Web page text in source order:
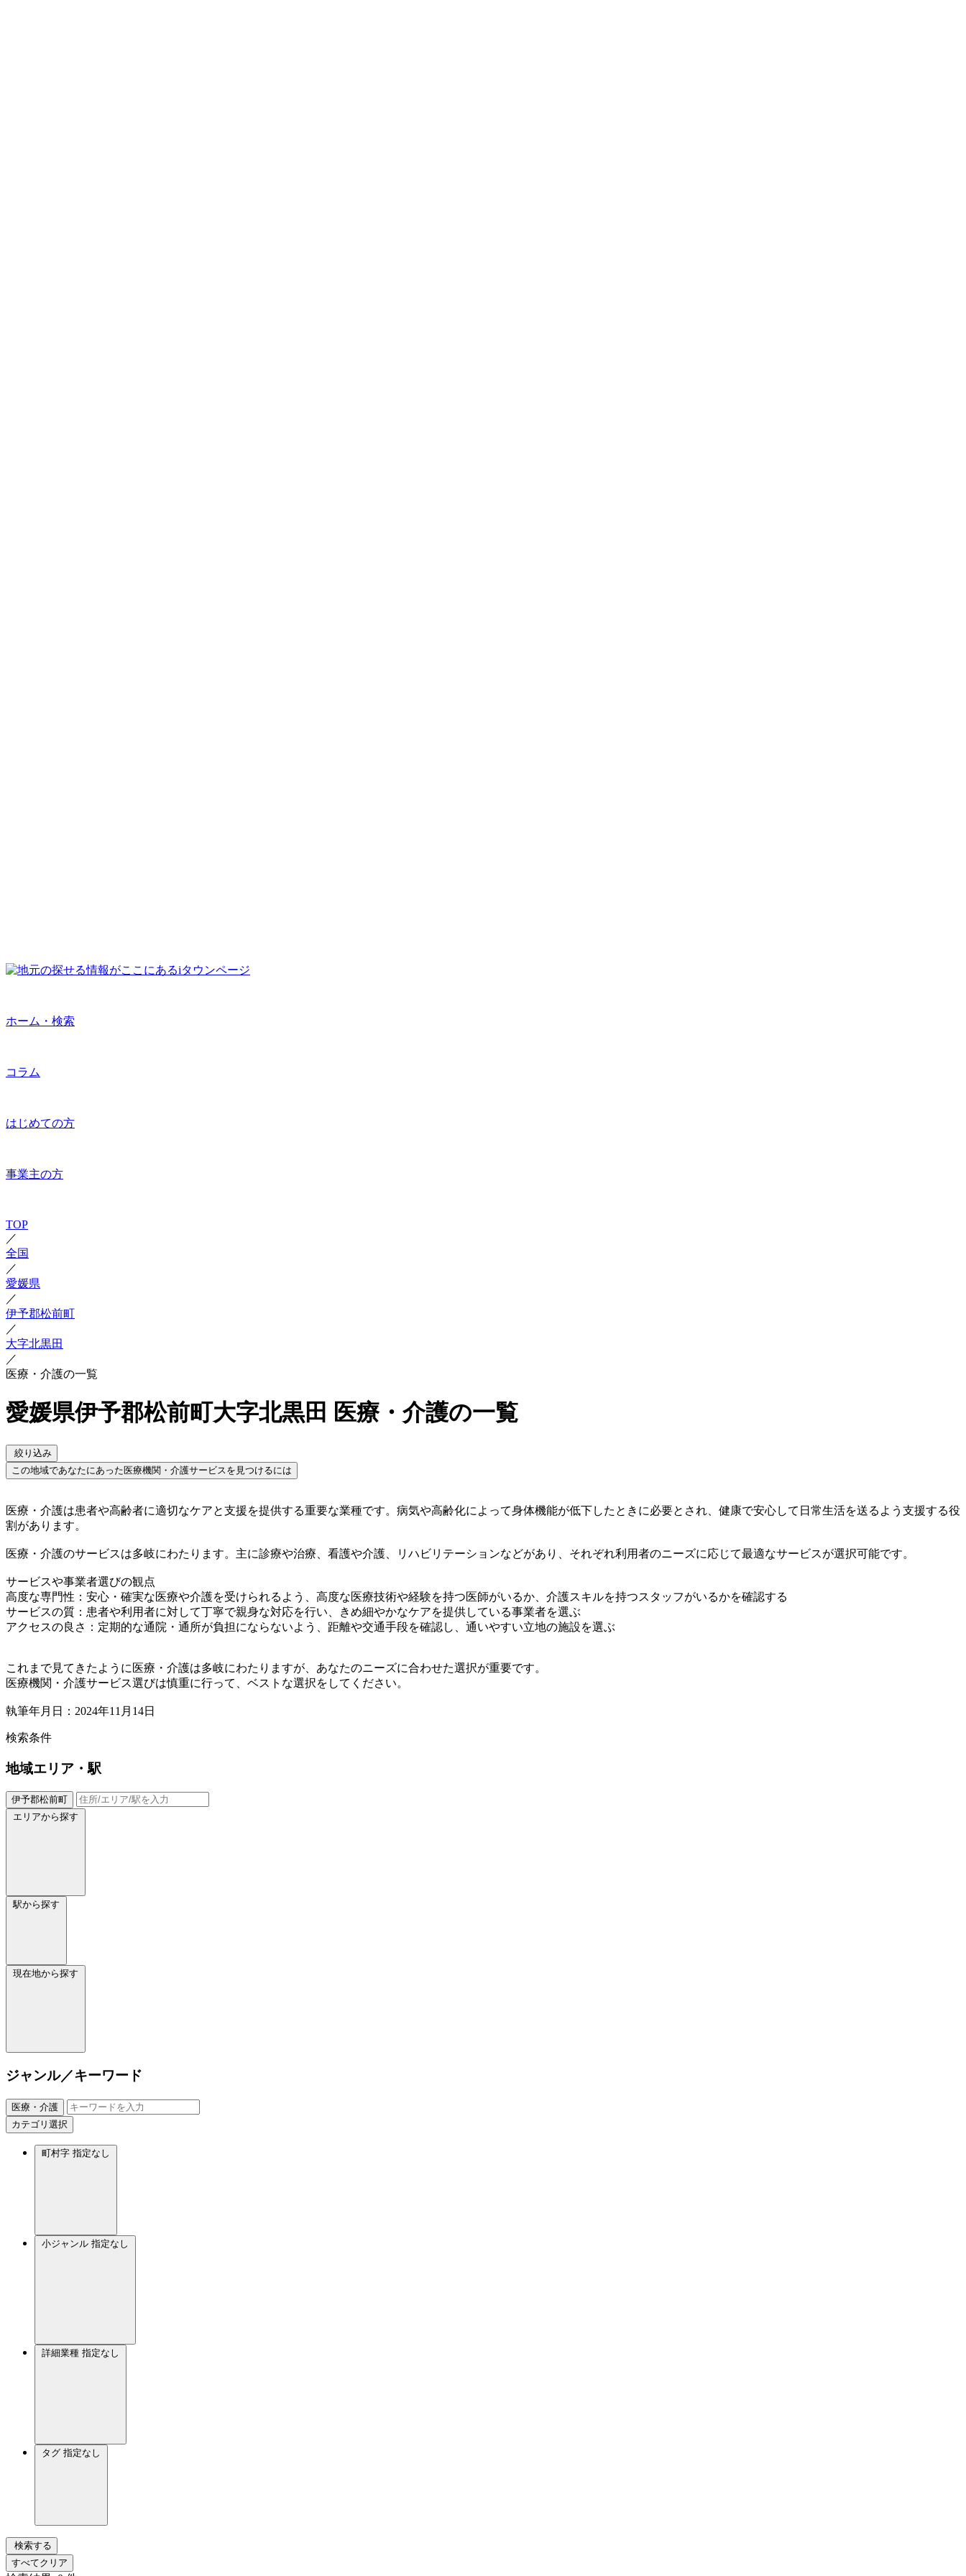
ホーム・検索
コラム
はじめての方
事業主の方
TOP
／
全国
／
愛媛県
／
伊予郡松前町
／
大字北黒田
／
医療・介護の一覧
愛媛県伊予郡松前町大字北黒田 医療・介護の一覧
絞り込み
この地域であなたにあった医療機関・介護サービスを見つけるには
医療・介護は患者や高齢者に適切なケアと支援を提供する重要な業種です。病気や高齢化によって身体機能が低下したときに必要とされ、健康で安心して日常生活を送るよう支援する役
割があります。
医療・介護のサービスは多岐にわたります。主に診療や治療、看護や介護、リハビリテーションなどがあり、それぞれ利用者のニーズに応じて最適なサービスが選択可能です。
サービスや事業者選びの観点
高度な専門性：安心・確実な医療や介護を受けられるよう、高度な医療技術や経験を持つ医師がいるか、介護スキルを持つスタッフがいるかを確認する
サービスの質：患者や利用者に対して丁寧で親身な対応を行い、きめ細やかなケアを提供している事業者を選ぶ
アクセスの良さ：定期的な通院・通所が負担にならないよう、距離や交通手段を確認し、通いやすい立地の施設を選ぶ
これまで見てきたように医療・介護は多岐にわたりますが、あなたのニーズに合わせた選択が重要です。
医療機関・介護サービス選びは慎重に行って、ベストな選択をしてください。
執筆年月日：2024年11月14日
検索条件
地域エリア・駅
伊予郡松前町
エリアから探す
駅から探す
現在地から探す
ジャンル／キーワード
医療・介護
カテゴリ選択
町村字 指定なし
小ジャンル 指定なし
詳細業種 指定なし
タグ 指定なし
検索する
すべてクリア